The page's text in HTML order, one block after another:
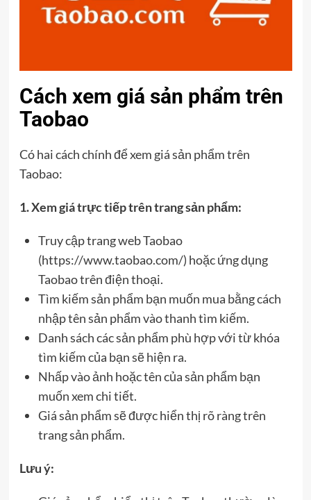
Cách xem giá sản phẩm trên
Taobao
Có hai cách chính để xem giá sản phẩm trên
Taobao:
1. Xem giá trực tiếp trên trang sản phẩm:
Truy cập trang web Taobao
(https://www.taobao.com/) hoặc ứng dụng
Taobao trên điện thoại.
Tìm kiếm sản phẩm bạn muốn mua bằng cách
nhập tên sản phẩm vào thanh tìm kiếm.
Danh sách các sản phẩm phù hợp với từ khóa
tìm kiếm của bạn sẽ hiện ra.
Nhấp vào ảnh hoặc tên của sản phẩm bạn
muốn xem chi tiết.
Giá sản phẩm sẽ được hiển thị rõ ràng trên
trang sản phẩm.
Lưu ý: